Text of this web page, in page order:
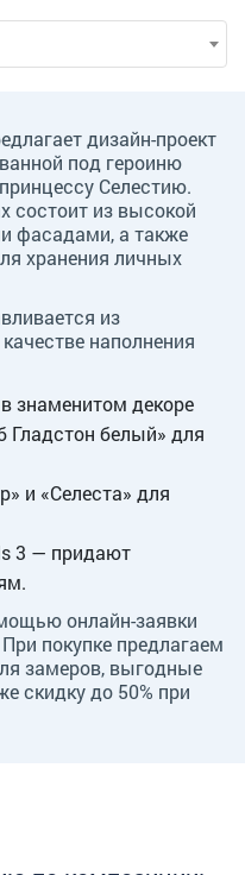
дизайн-проект
под героиню
Селестию.
состоит из высокой
фасадами, а также
хранения личных
из
наполнения
знаменитом декоре
Гладстон белый» для
и «Селеста» для
3 — придают
онлайн-заявки
покупке предлагаем
замеров, выгодные
скидку до 50% при